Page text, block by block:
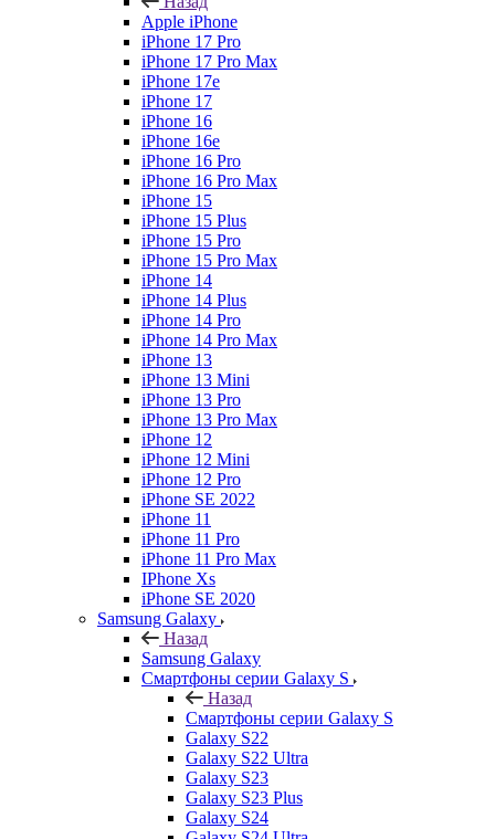
Apple iPhone
iPhone 17 Pro
iPhone 17 Pro Max
iPhone 17e
iPhone 17
iPhone 16
iPhone 16e
iPhone 16 Pro
iPhone 16 Pro Max
iPhone 15
iPhone 15 Plus
iPhone 15 Pro
iPhone 15 Pro Max
iPhone 14
iPhone 14 Plus
iPhone 14 Pro
iPhone 14 Pro Max
iPhone 13
iPhone 13 Mini
iPhone 13 Pro
iPhone 13 Pro Max
iPhone 12
iPhone 12 Mini
iPhone 12 Pro
iPhone SE 2022
iPhone 11
iPhone 11 Pro
iPhone 11 Pro Max
IPhone Xs
iPhone SE 2020
Samsung Galaxy
Назад
Samsung Galaxy
Смартфоны серии Galaxy S
Назад
Смартфоны серии Galaxy S
Galaxy S22
Galaxy S22 Ultra
Galaxy S23
Galaxy S23 Plus
Galaxy S24